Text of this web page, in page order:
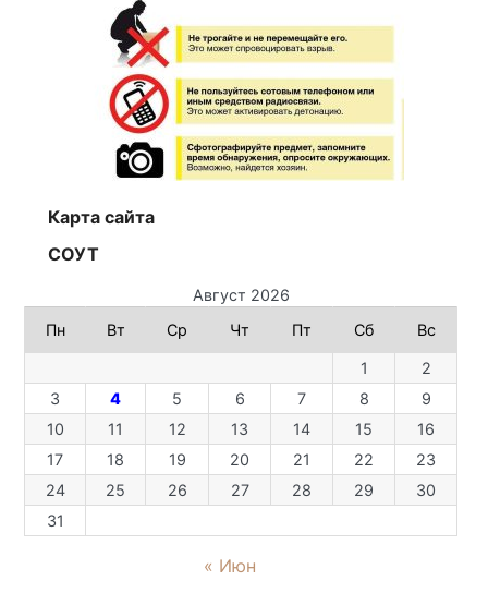
Карта сайта
СОУТ
Август 2026
Пн
Вт Ср Чт Пт Сб Вс
1
2
3
4 5 6 7 8
9
10
11 12 13 14 15
16
17
18 19 20 21 22
23
24
25 26 27 28 29
30
31
« Июн